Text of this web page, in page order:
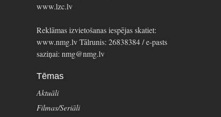
www.lzc.lv
Reklāmas izvietošanas iespējas skatiet:
www.nmg.lv Tālrunis: 26838384 / e-pasts
saziņai: nmg@nmg.lv
Tēmas
Aktuāli
Filmas/Seriāli